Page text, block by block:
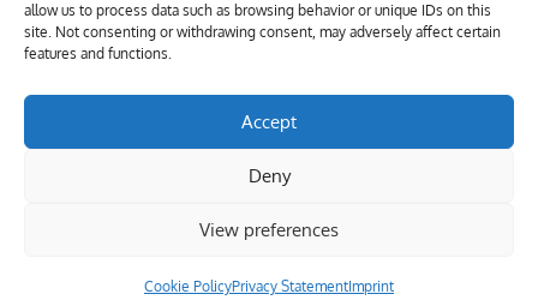
allow us to process data such as browsing behavior or unique IDs on this
site. Not consenting or withdrawing consent, may adversely affect certain
features and functions.
Accept
Deny
View preferences
Cookie PolicyPrivacy StatementImprint
SEP.
4
16:00- 18:30
Bitte kommen – Kommen auf Ruf Teil 3
Öffnungszeiten: Mi-Sa 9.00-19.00, So 10.00-16.00 | Tel 0043 680
All Rights Reserved | Mega Blog byTheme Palace